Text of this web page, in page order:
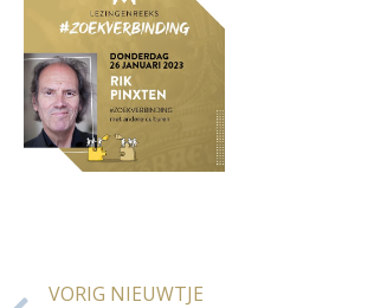
VORIG NIEUWTJE